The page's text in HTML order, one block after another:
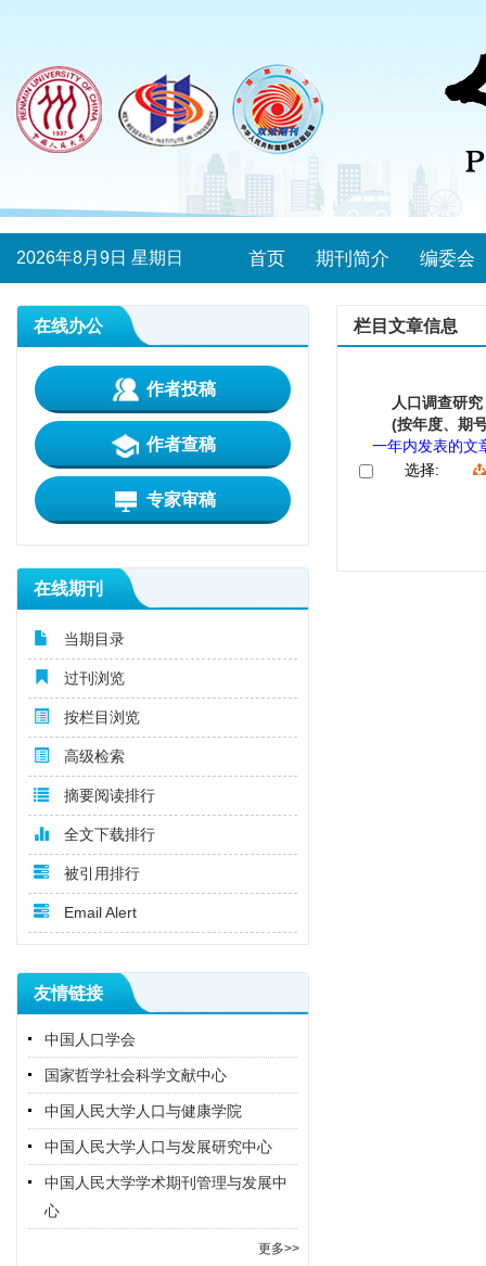
2026年8月9日 星期日 首页 期刊简介 编委会
在线办公
作者投稿
作者查稿
专家审稿
在线期刊
当期目录
过刊浏览
按栏目浏览
高级检索
摘要阅读排行
全文下载排行
被引用排行
Email Alert
友情链接
中国人口学会
国家哲学社会科学文献中心
中国人民大学人口与健康学院
中国人民大学人口与发展研究中心
中国人民大学学术期刊管理与发展中
心
更多>>
栏目文章信息
人口调查研
(按年度、期
一年内发表的文
选择: